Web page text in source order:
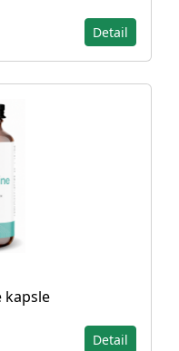
Detail
kapsle
Detail